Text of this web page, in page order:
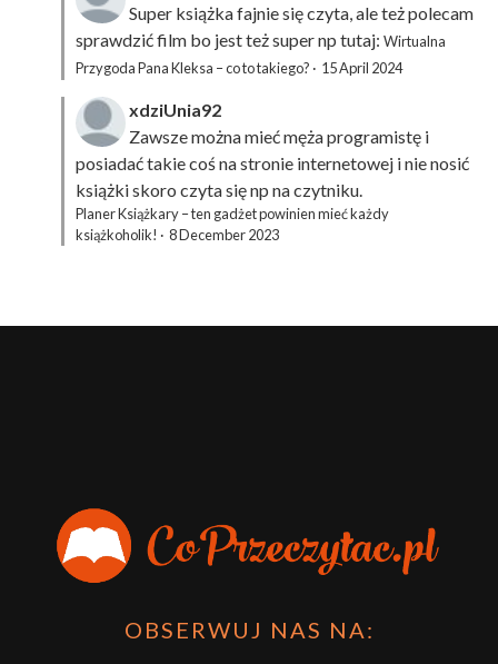
Super książka fajnie się czyta, ale też polecam
sprawdzić film bo jest też super np tutaj: Wirtualna
Przygoda Pana Kleksa – co to takiego? · 15 April 2024
xdziUnia92
Zawsze można mieć męża programistę i
posiadać takie coś na stronie internetowej i nie nosić
książki skoro czyta się np na czytniku.
Planer Książkary – ten gadżet powinien mieć każdy
książkoholik! · 8 December 2023
OBSERWUJ NAS NA: